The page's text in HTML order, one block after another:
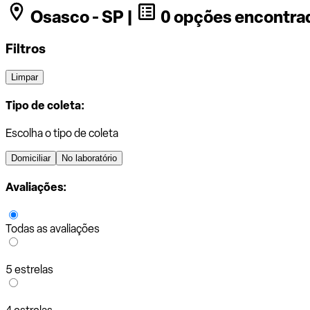
Osasco - SP | 0 opções
Filtros
Limpar
Tipo de coleta:
Escolha o tipo de coleta
Domiciliar No laboratório
Avaliações:
Todas as avaliações
5 estrelas